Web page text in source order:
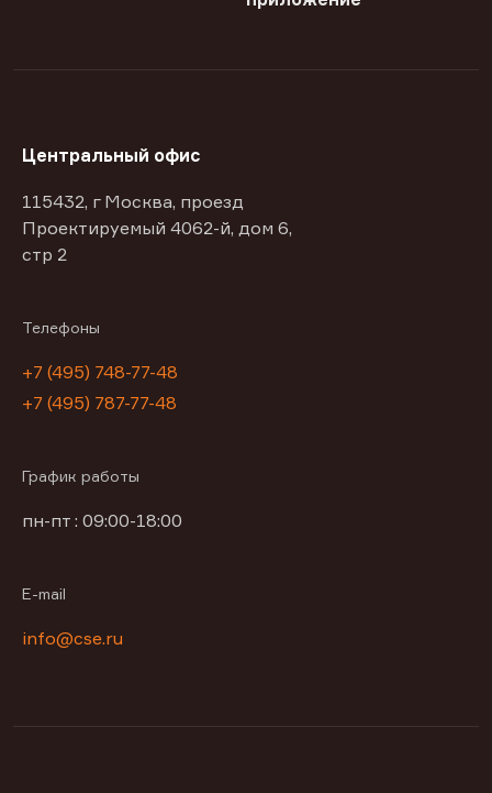
Центральный офис
115432, г Москва, проезд
Проектируемый 4062-й, дом 6,
стр 2
Телефоны
+7 (495) 748-77-48
+7 (495) 787-77-48
График работы
пн-пт : 09:00-18:00
E-mail
info@cse.ru